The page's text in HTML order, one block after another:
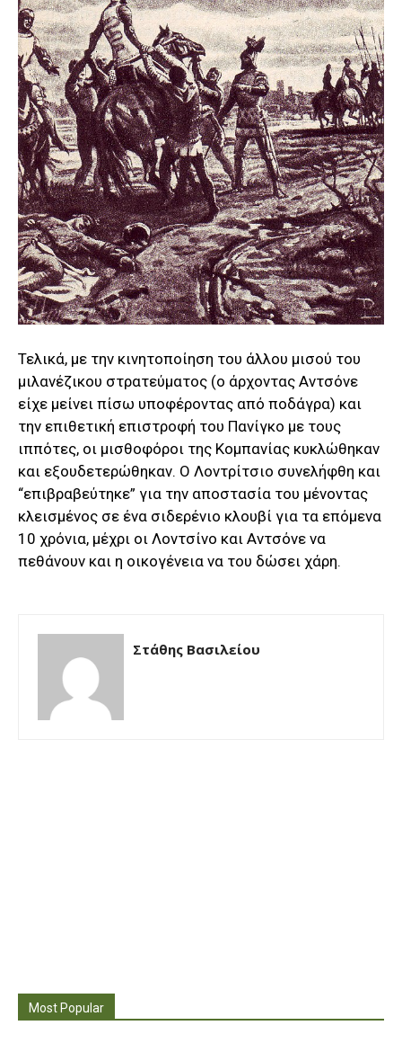
Τελικά, με την κινητοποίηση του άλλου μισού του
μιλανέζικου στρατεύματος (ο άρχοντας Αντσόνε
είχε μείνει πίσω υποφέροντας από ποδάγρα) και
την επιθετική επιστροφή του Πανίγκο με τους
ιππότες, οι μισθοφόροι της Κομπανίας κυκλώθηκαν
και εξουδετερώθηκαν. Ο Λοντρίτσιο συνελήφθη και
“επιβραβεύτηκε” για την αποστασία του μένοντας
κλεισμένος σε ένα σιδερένιο κλουβί για τα επόμενα
10 χρόνια, μέχρι οι Λοντσίνο και Αντσόνε να
πεθάνουν και η οικογένεια να του δώσει χάρη.
Στάθης Βασιλείου
Most Popular